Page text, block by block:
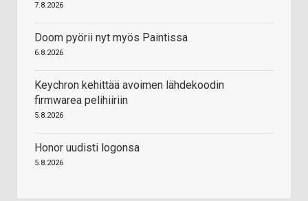
7.8.2026
Doom pyörii nyt myös Paintissa
6.8.2026
Keychron kehittää avoimen lähdekoodin
firmwarea pelihiiriin
5.8.2026
Honor uudisti logonsa
5.8.2026